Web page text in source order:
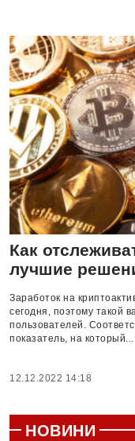
Как
лучшие
Заработок на
сегодня, поэтому такой
пользователей.
показатель, на который...
12.12.2022 14:18
НОВИНИ